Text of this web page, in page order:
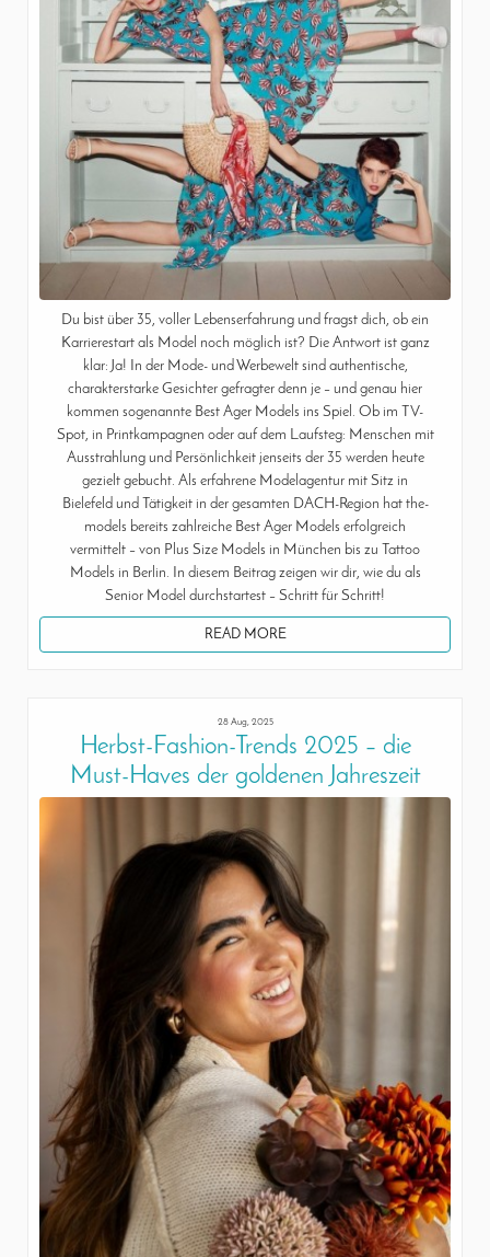
Du bist über 35, voller Lebenserfahrung und fragst dich, ob ein
Karrierestart als Model noch möglich ist? Die Antwort ist ganz
klar: Ja! In der Mode- und Werbewelt sind authentische,
charakterstarke Gesichter gefragter denn je – und genau hier
kommen sogenannte Best Ager Models ins Spiel. Ob im TV-
Spot, in Printkampagnen oder auf dem Laufsteg: Menschen mit
Ausstrahlung und Persönlichkeit jenseits der 35 werden heute
gezielt gebucht. Als erfahrene Modelagentur mit Sitz in
Bielefeld und Tätigkeit in der gesamten DACH-Region hat the-
models bereits zahlreiche Best Ager Models erfolgreich
vermittelt – von Plus Size Models in München bis zu Tattoo
Models in Berlin. In diesem Beitrag zeigen wir dir, wie du als
Senior Model durchstartest – Schritt für Schritt!
READ MORE
28 Aug, 2025
Herbst-Fashion-Trends 2025 – die
Must-Haves der goldenen Jahreszeit